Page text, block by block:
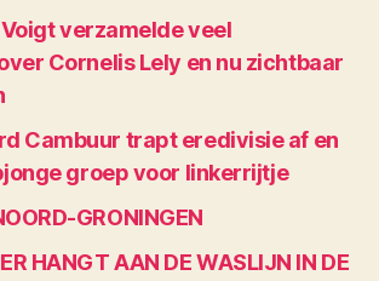
verzamelde veel
Cornelis Lely en nu zichtbaar
Cambuur trapt eredivisie af en
groep voor linkerrijtje
GRONINGEN
HANGT AAN DE WASLIJN IN DE